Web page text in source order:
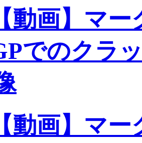
【動画】マ
でのクラ
【動画】マ